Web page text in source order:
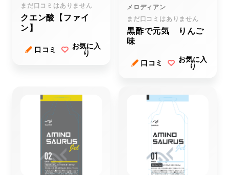
まだ口コミはありません
クエン酸【ファイ
ン】
口コミ
お気に入
り
メロディアン
まだ口コミはありません
黒酢で元気 りんご
味
口コミ
お気に入
り